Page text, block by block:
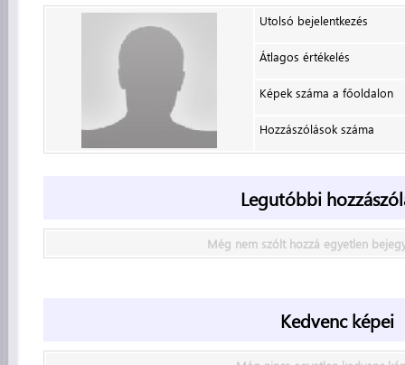
Utolsó bejelentkezés
Átlagos értékelés
Képek száma a főoldalon
Hozzászólások száma
Legutóbbi
Még nem szólt hozzá egyetlen
Kedvenc képei